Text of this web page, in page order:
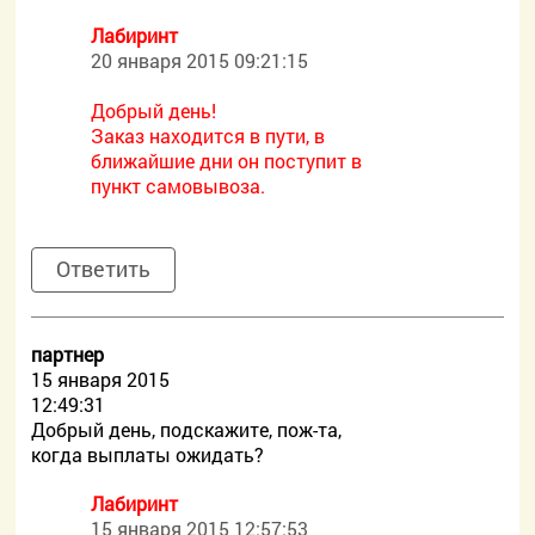
Лабиринт
20 января 2015 09:21:15
Добрый день!
Заказ находится в пути, в
ближайшие дни он поступит в
пункт самовывоза.
Ответить
партнер
15 января 2015
12:49:31
Добрый день, подскажите, пож-та,
когда выплаты ожидать?
Лабиринт
15 января 2015 12:57:53